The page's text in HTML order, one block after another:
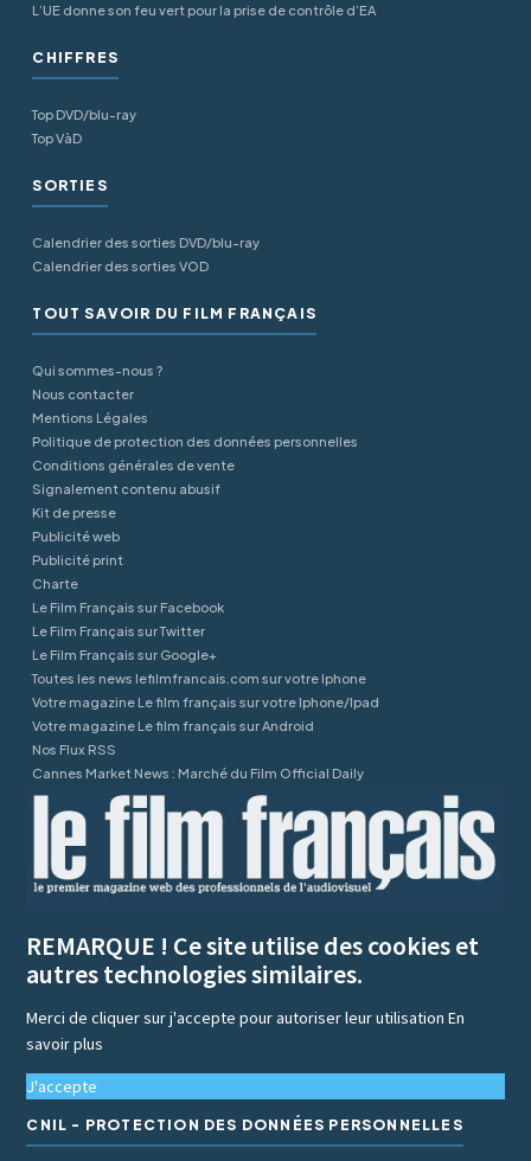
L’UE donne son feu vert pour la prise de contrôle d’EA
CHIFFRES
Top DVD/blu-ray
Top VàD
SORTIES
Calendrier des sorties DVD/blu-ray
Calendrier des sorties VOD
TOUT SAVOIR DU FILM FRANÇAIS
Qui sommes-nous ?
Nous contacter
Mentions Légales
Politique de protection des données personnelles
Conditions générales de vente
Signalement contenu abusif
Kit de presse
Publicité web
Publicité print
Charte
Le Film Français sur Facebook
Le Film Français sur Twitter
Le Film Français sur Google+
Toutes les news lefilmfrancais.com sur votre Iphone
Votre magazine Le film français sur votre Iphone/Ipad
Votre magazine Le film français sur Android
Nos Flux RSS
Cannes Market News : Marché du Film Official Daily
REMARQUE ! Ce site utilise des cookies et
autres technologies similaires.
Merci de cliquer sur j'accepte pour autoriser leur utilisationEn
savoir plus
J'accepte
CNIL - PROTECTION DES DONNÉES PERSONNELLES